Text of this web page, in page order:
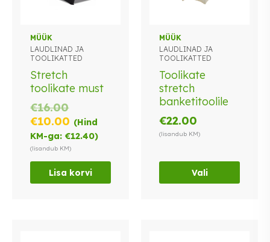
MÜÜK
LAUDLINAD JA
TOOLIKATTED
Stretch
toolikate must
€16.00Algne
hind
oli:
€16.00.
€10.00 Praegune
hind
on:
€10.00.
(Hind
KM-ga:€12.40)
(lisandub KM)
Lisa korvi
MÜÜK
LAUDLINAD JA
TOOLIKATTED
Toolikate
stretch
banketitoolile
€22.00
(lisandub KM)
Vali
Sellel
tootel
on
mitu
varianti.
Valikuid
saab
teha